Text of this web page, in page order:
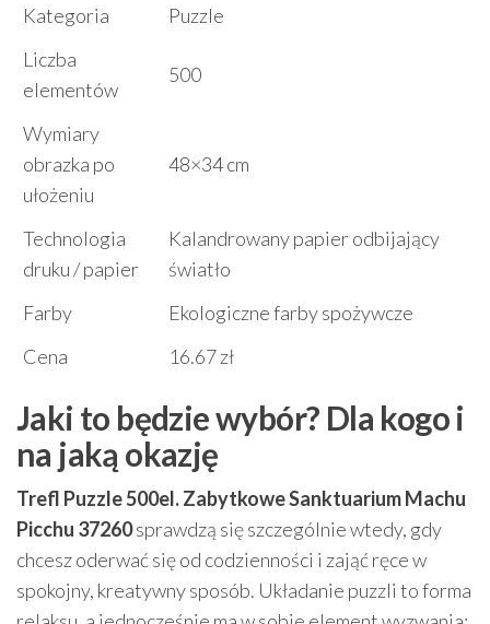
Kategoria
Puzzle
Liczba
elementów
500
Wymiary
obrazka po
ułożeniu
48×34 cm
Technologia
druku / papier
Kalandrowany papier odbijający
światło
Farby
Ekologiczne farby spożywcze
Cena
16.67 zł
Jaki to będzie wybór? Dla kogo i
na jaką okazję
Trefl Puzzle 500el. Zabytkowe Sanktuarium Machu
Picchu 37260sprawdzą się szczególnie wtedy, gdy
chcesz oderwać się od codzienności i zająć ręce w
spokojny, kreatywny sposób. Układanie puzzli to forma